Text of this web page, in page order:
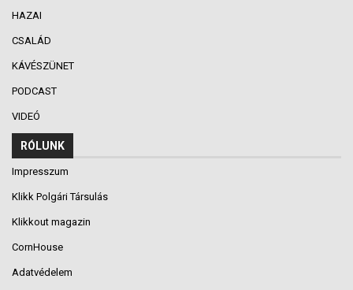
HAZAI
CSALÁD
KÁVÉSZÜNET
PODCAST
VIDEÓ
RÓLUNK
Impresszum
Klikk Polgári Társulás
Klikkout magazin
CornHouse
Adatvédelem